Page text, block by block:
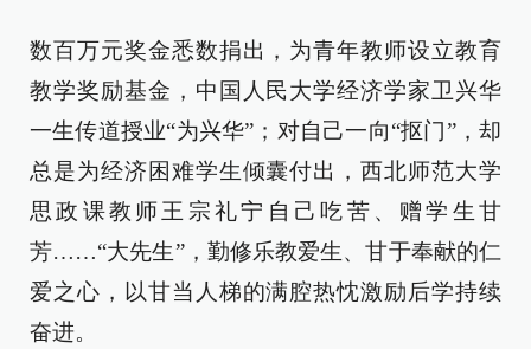
数百万元奖金悉数捐出，为青年教师设立教育
教学奖励基金，中国人民大学经济学家卫兴华
一生传道授业“为兴华”；对自己一向“抠门”，却
总是为经济困难学生倾囊付出，西北师范大学
思政课教师王宗礼宁自己吃苦、赠学生甘
芳……“大先生”，勤修乐教爱生、甘于奉献的仁
爱之心，以甘当人梯的满腔热忱激励后学持续
奋进。